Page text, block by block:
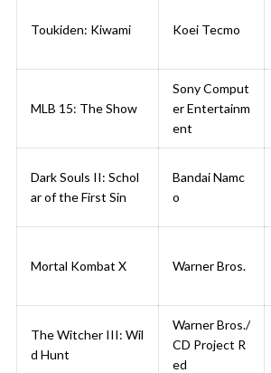
Toukiden: Kiwami Koei Tecmo
MLB 15: The Show
Sony Comput
er Entertainm
ent
Dark Souls II: Schol
ar of the First Sin
Bandai Namc
o
Mortal Kombat X Warner Bros.
The Witcher III: Wil
d Hunt
Warner Bros./
CD Project R
ed